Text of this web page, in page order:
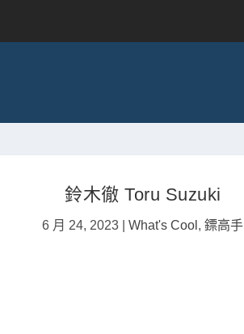
鈴木徹 Toru Suzuki
6 月 24, 2023 |What's Cool ,鏢高手